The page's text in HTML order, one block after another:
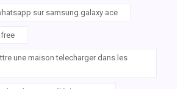
sur samsung galaxy ace
une maison telecharger dans les